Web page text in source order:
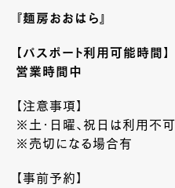
『麺房おおはら』
【パスポート利用可能時間】
営業時間中
【注意事項】
※土・日曜、祝日は利用不可
※売切になる場合有
【事前予約】